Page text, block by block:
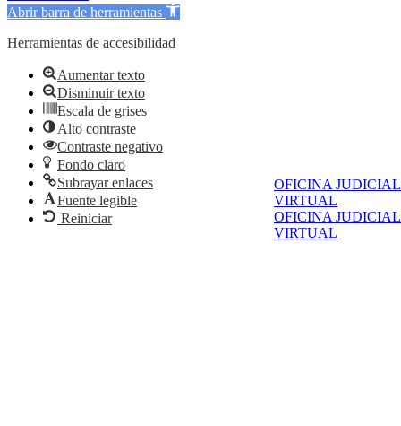
OFICINA JUDICIAL
VIRTUAL
OFICINA JUDICIAL
VIRTUAL
Abrir barra de herramientas
Herramientas de accesibilidad
Aumentar texto
Disminuir texto
Escala de grises
Alto contraste
Contraste negativo
Fondo claro
Subrayar enlaces
Fuente legible
Reiniciar